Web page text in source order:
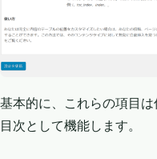
基本的に、これらの項目
目次として機能します。